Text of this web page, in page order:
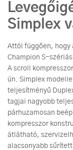
Simplex
Attól függően, hogy
Champion S-
A scroll
ún. Simplex
teljesítményű
tagjai nagyobb
párhuzamosan
kompresszor
átlátható,
alacsonyabb